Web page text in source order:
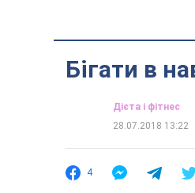
Бігати в
Дієта і фітнес
28.07.2018 13:22
4